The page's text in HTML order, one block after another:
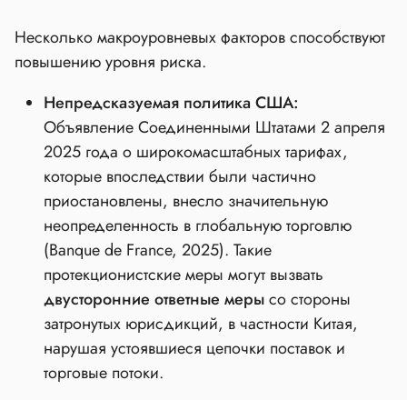
Несколько макроуровневых факторов способствуют
повышению уровня риска.
Непредсказуемая политика США:
Объявление Соединенными Штатами 2 апреля
2025 года о широкомасштабных тарифах,
которые впоследствии были частично
приостановлены, внесло значительную
неопределенность в глобальную торговлю
(Banque de France, 2025). Такие
протекционистские меры могут вызвать
двусторонние ответные мерысо стороны
затронутых юрисдикций, в частности Китая,
нарушая устоявшиеся цепочки поставок и
торговые потоки.